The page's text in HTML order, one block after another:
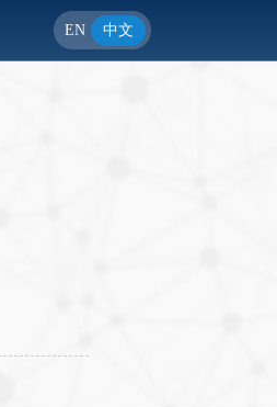
EN 中文